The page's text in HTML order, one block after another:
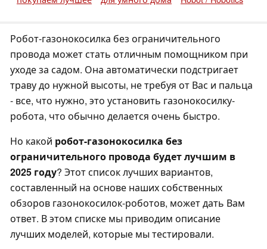
Робот-газонокосилка без ограничительного
провода может стать отличным помощником при
уходе за садом. Она автоматически подстригает
траву до нужной высоты, не требуя от Вас и пальца
- все, что нужно, это установить газонокосилку-
робота, что обычно делается очень быстро.
Но какой робот-газонокосилка без
ограничительного провода будет лучшим в
2025 году? Этот список лучших вариантов,
составленный на основе наших собственных
обзоров газонокосилок-роботов, может дать Вам
ответ. В этом списке мы приводим описание
лучших моделей, которые мы тестировали.